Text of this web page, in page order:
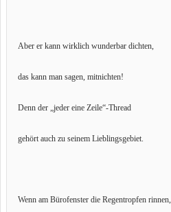
Aber er kann wirklich wunderbar dichten,
das kann man sagen, mitnichten!
Denn der „jeder eine Zeile“-Thread
gehört auch zu seinem Lieblingsgebiet.
Wenn am Bürofenster die Regentropfen rinnen,